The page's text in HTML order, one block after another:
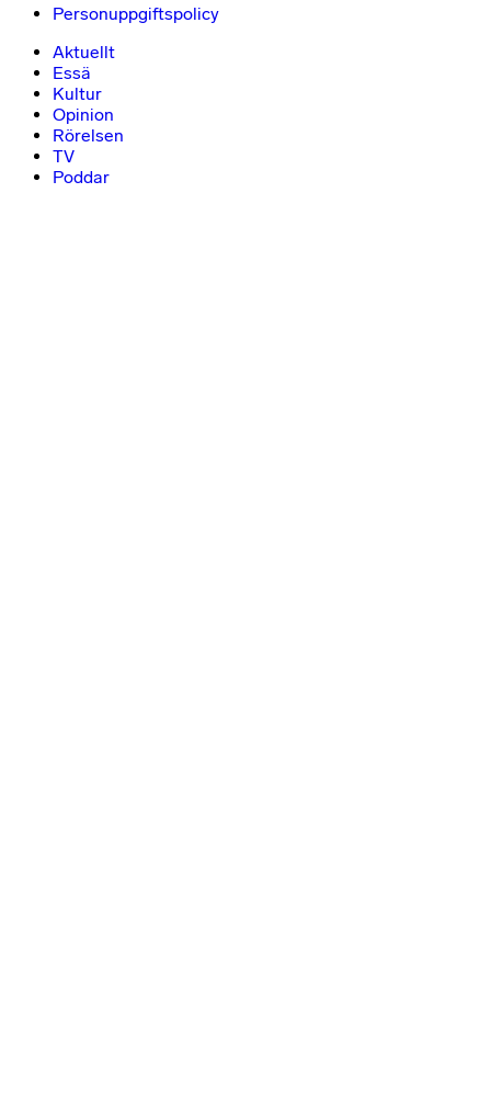
Personuppgiftspolicy
Aktuellt
Essä
Kultur
Opinion
Rörelsen
TV
Poddar